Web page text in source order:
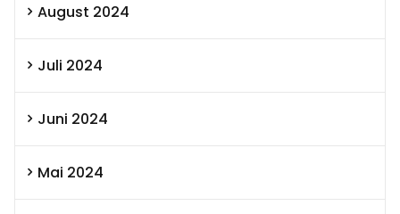
August 2024
Juli 2024
Juni 2024
Mai 2024